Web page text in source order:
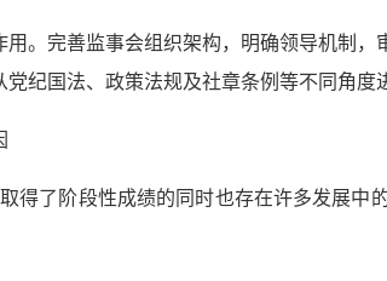
用。完善监事会组织架构，明确领导机制
纪国法、政策法规及社章条例等不同角度
得了阶段性成绩的同时也存在许多发展中